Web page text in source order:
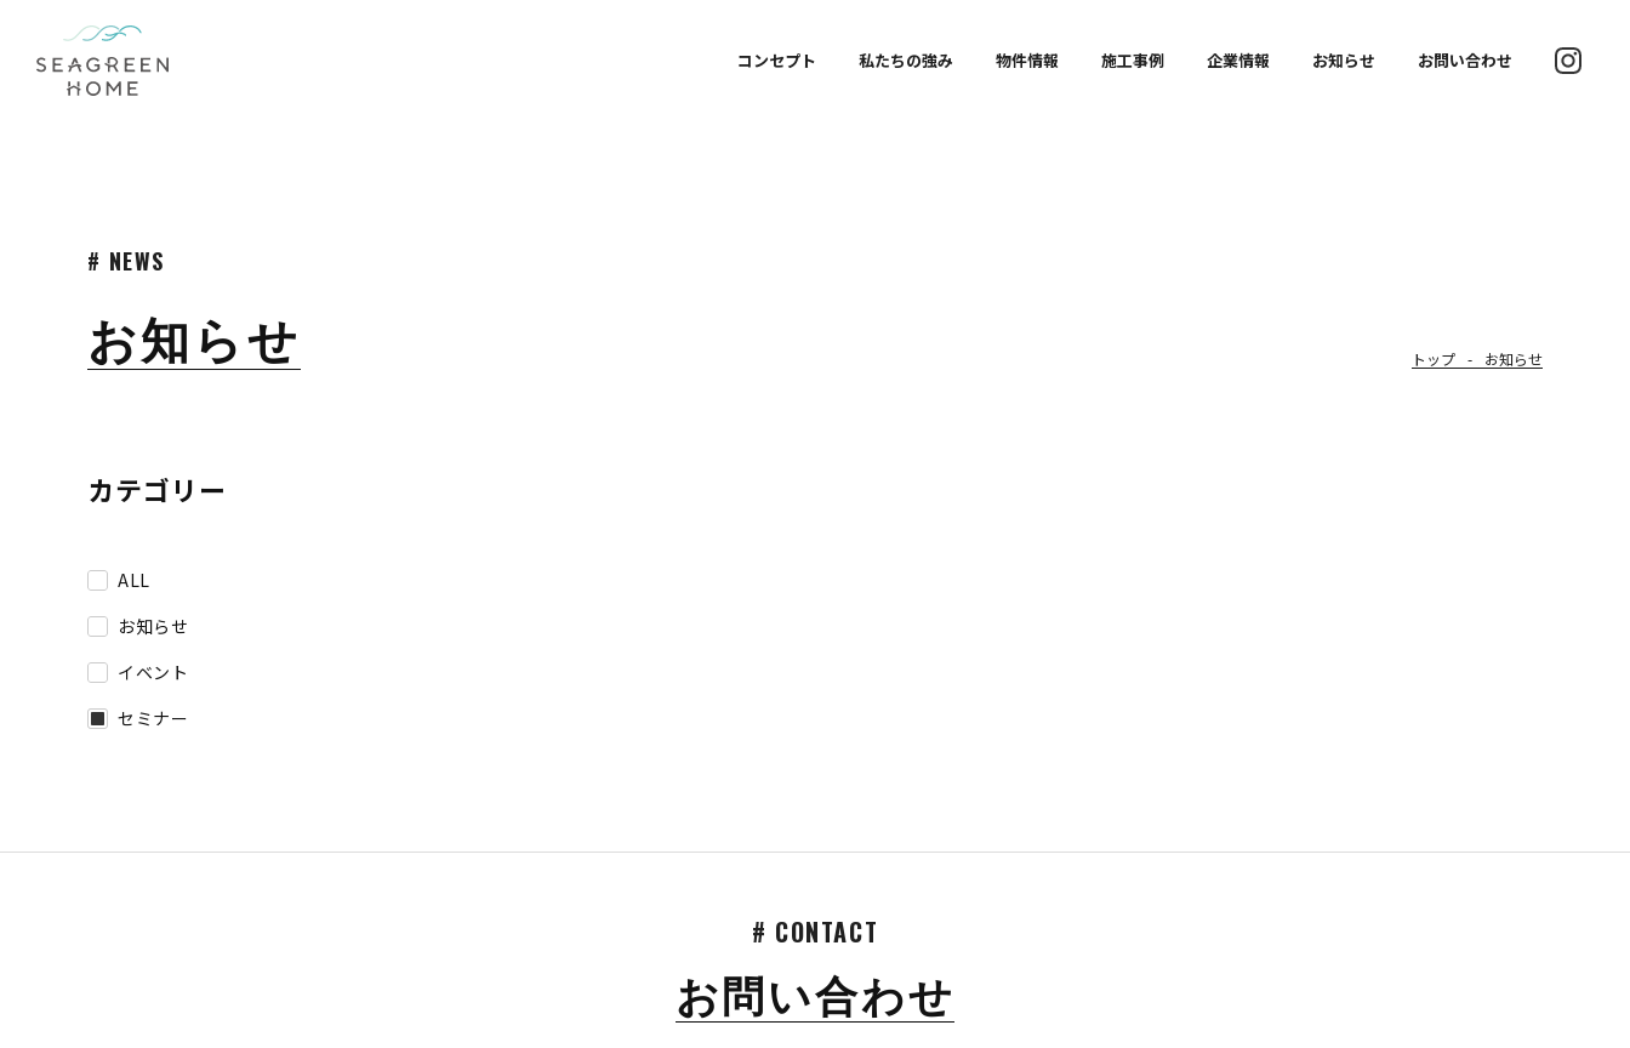
コンセプト 私たちの強み 物件情報 施工事例 企業情報 お知らせ お問い合わせ
# NEWS
お知らせ トップ お知らせ
カテゴリー
ALL
お知らせ
イベント
セミナー
# CONTACT
お問い合わせ